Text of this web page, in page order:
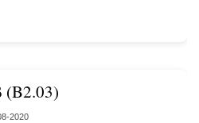
(B2.03)
2020